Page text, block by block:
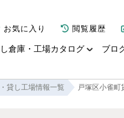
お気に入り 閲覧履歴
倉庫・工場カタログ ブロ
貸し工場情報一覧 戸塚区小雀町